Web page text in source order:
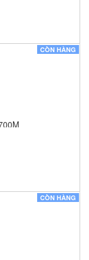
CÒN HÀNG
CÒN HÀNG